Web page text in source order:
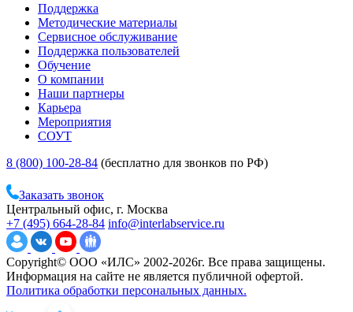
Поддержка
Методические материалы
Сервисное обслуживание
Поддержка пользователей
Обучение
О компании
Наши партнеры
Карьера
Мероприятия
СОУТ
8 (800) 100-28-84 (бесплатно для звонков по РФ)
Заказать звонок
Центральный офис, г. Москва
+7 (495) 664-28-84 info@interlabservice.ru
Copyright© ООО «ИЛС» 2002-2026г. Все права защищены.
Информация на сайте не является публичной офертой.
Политика обработки персональных данных.